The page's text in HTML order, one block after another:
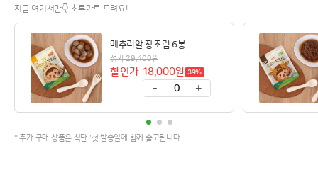
지금 여기서만👇 초특가로 드려요!
메추리알 장조림 6봉
정가 29,400원
할인가 18,000원 39%
- 0 +
* 추가 구매 상품은 식단 '첫'발송일에 함께 출고됩니다.